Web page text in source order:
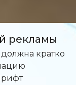
рекламы
кратко